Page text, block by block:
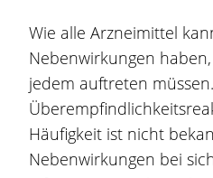
Wie alle Arzneimittel
Nebenwirkungen
jedem auftreten
Häufigkeit ist nicht
Nebenwirkungen bei